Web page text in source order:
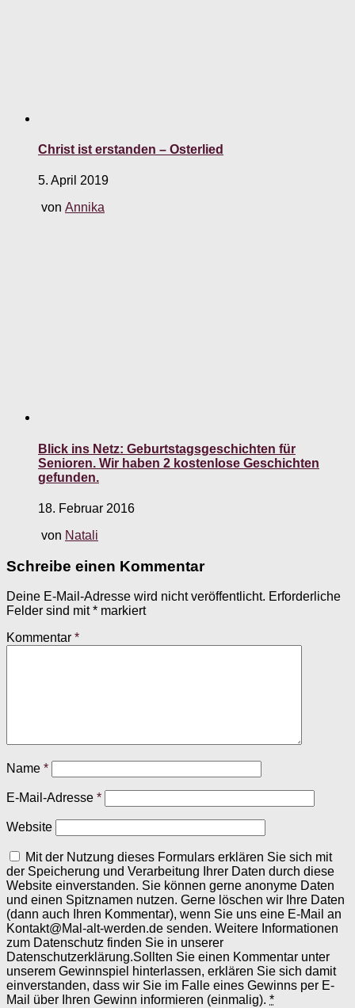
Christ ist erstanden – Osterlied
5. April 2019
von Annika
Blick ins Netz: Geburtstagsgeschichten für
Senioren. Wir haben 2 kostenlose Geschichten
gefunden.
18. Februar 2016
von Natali
Schreibe einen Kommentar
Deine E-Mail-Adresse wird nicht veröffentlicht. Erforderliche
Felder sind mit* markiert
Kommentar *
Name *
E-Mail-Adresse *
Website
Mit der Nutzung dieses Formulars erklären Sie sich mit
der Speicherung und Verarbeitung Ihrer Daten durch diese
Website einverstanden. Sie können gerne anonyme Daten
und einen Spitznamen nutzen. Gerne löschen wir Ihre Daten
(dann auch Ihren Kommentar), wenn Sie uns eine E-Mail an
Kontakt@Mal-alt-werden.de senden. Weitere Informationen
zum Datenschutz finden Sie in unserer
Datenschutzerklärung.Sollten Sie einen Kommentar unter
unserem Gewinnspiel hinterlassen, erklären Sie sich damit
einverstanden, dass wir Sie im Falle eines Gewinns per E-
Mail über Ihren Gewinn informieren (einmalig). *